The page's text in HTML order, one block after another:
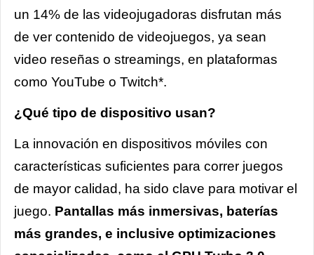
un 14% de las videojugadoras disfrutan más
de ver contenido de videojuegos, ya sean
video reseñas o streamings, en plataformas
como YouTube o Twitch*.
¿Qué tipo de dispositivo usan?
La innovación en dispositivos móviles con
características suficientes para correr juegos
de mayor calidad, ha sido clave para motivar el
juego. Pantallas más inmersivas, baterías
más grandes, e inclusive optimizaciones